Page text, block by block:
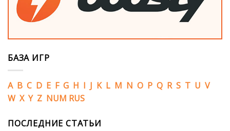
БАЗА ИГР
A B C D E F G H I J K L M N O P Q R S T U V
W X Y Z NUM RUS
ПОСЛЕДНИЕ СТАТЬИ